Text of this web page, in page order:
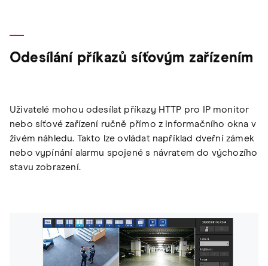
Odesílání příkazů síťovým zařízením
Uživatelé mohou odesílat příkazy HTTP pro IP monitor
nebo síťové zařízení ručně přímo z informačního okna v
živém náhledu. Takto lze ovládat například dveřní zámek
nebo vypínání alarmu spojené s návratem do výchozího
stavu zobrazení.